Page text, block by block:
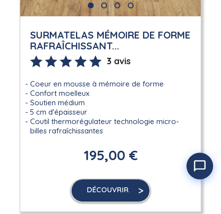
SURMATELAS MÉMOIRE DE FORME
RAFRAÎCHISSANT...
3 avis
Coeur en mousse à mémoire de forme
Confort moelleux
Soutien médium
5 cm d'épaisseur
Coutil thermorégulateur technologie micro-
billes rafraîchissantes
195,00 €
DÉCOUVRIR